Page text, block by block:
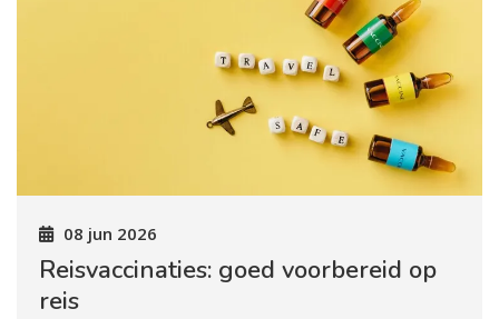
08 jun 2026
Reisvaccinaties: goed voorbereid op
reis